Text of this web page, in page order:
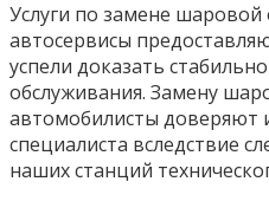
Услуги по замене
автосервисы
успели доказать
обслуживания. Замену
автомобилисты
специалиста вследствие
наших станций